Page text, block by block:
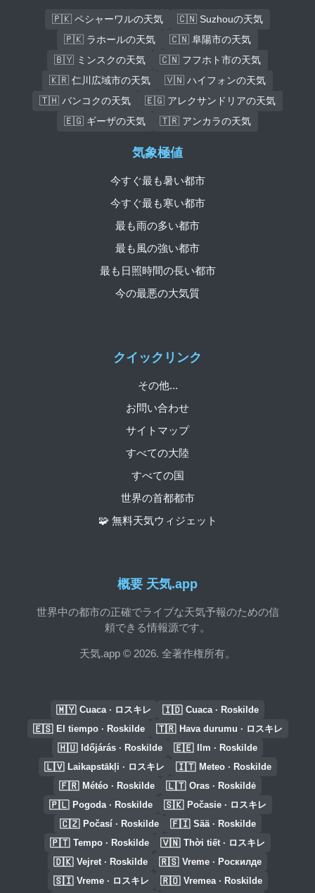
🇵🇰 ペシャーワルの天気
🇨🇳 Suzhouの天気
🇵🇰 ラホールの天気
🇨🇳 阜陽市の天気
🇧🇾 ミンスクの天気
🇨🇳 フフホト市の天気
🇰🇷 仁川広域市の天気
🇻🇳 ハイフォンの天気
🇹🇭 バンコクの天気
🇪🇬 アレクサンドリアの天気
🇪🇬 ギーザの天気
🇹🇷 アンカラの天気
概要 天気.app
世界中の都市の正確でライブな天気予報のための信
頼できる情報源です。
天気.app © 2026. 全著作権所有。
クイックリンク
その他...
お問い合わせ
サイトマップ
すべての大陸
すべての国
世界の首都都市
🧩 無料天気ウィジェット
気象極値
今すぐ最も暑い都市
今すぐ最も寒い都市
最も雨の多い都市
最も風の強い都市
最も日照時間の長い都市
今の最悪の大気質
🇲🇾 Cuaca · ロスキレ 🇮🇩 Cuaca · Roskilde
🇪🇸 El tiempo · Roskilde 🇹🇷 Hava durumu · ロスキレ
🇭🇺 Időjárás · Roskilde 🇪🇪 Ilm · Roskilde
🇱🇻 Laikapstākļi · ロスキレ 🇮🇹 Meteo · Roskilde
🇫🇷 Météo · Roskilde 🇱🇹 Oras · Roskildė
🇵🇱 Pogoda · Roskilde 🇸🇰 Počasie · ロスキレ
🇨🇿 Počasí · Roskilde 🇫🇮 Sää · Roskilde
🇵🇹 Tempo · Roskilde 🇻🇳 Thời tiết · ロスキレ
🇩🇰 Vejret · Roskilde 🇷🇸 Vreme · Роскилде
🇸🇮 Vreme · ロスキレ 🇷🇴 Vremea · Roskilde